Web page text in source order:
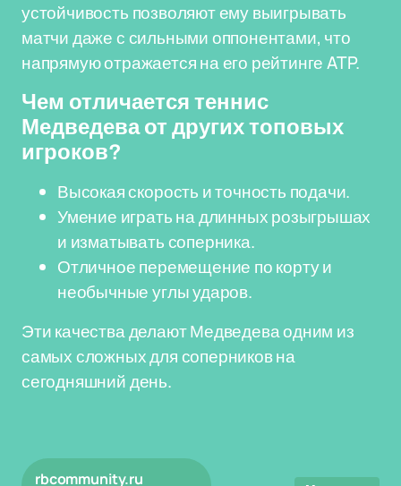
устойчивость позволяют ему выигрывать
матчи даже с сильными оппонентами, что
напрямую отражается на его рейтинге ATP.
Чем отличается теннис
Медведева от других топовых
игроков?
Высокая скорость и точность подачи.
Умение играть на длинных розыгрышах
и изматывать соперника.
Отличное перемещение по корту и
необычные углы ударов.
Эти качества делают Медведева одним из
самых сложных для соперников на
сегодняшний день.
rbcommunity.ru